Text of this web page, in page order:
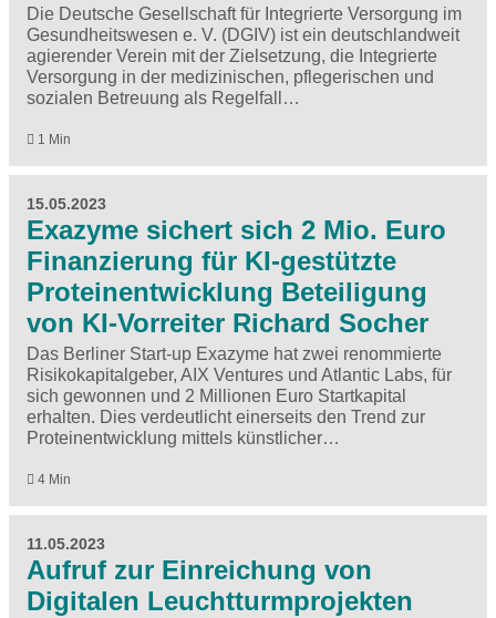
Die Deutsche Gesellschaft für Integrierte Versorgung im
Gesundheitswesen e. V. (DGIV) ist ein deutschlandweit
agierender Verein mit der Zielsetzung, die Integrierte
Versorgung in der medizinischen, pflegerischen und
sozialen Betreuung als Regelfall…
1 Min
15.05.2023
Exazyme sichert sich 2 Mio. Euro
Finanzierung für KI-gestützte
Proteinentwicklung Beteiligung
von KI-Vorreiter Richard Socher
Das Berliner Start-up Exazyme hat zwei renommierte
Risikokapitalgeber, AIX Ventures und Atlantic Labs, für
sich gewonnen und 2 Millionen Euro Startkapital
erhalten. Dies verdeutlicht einerseits den Trend zur
Proteinentwicklung mittels künstlicher…
4 Min
11.05.2023
Aufruf zur Einreichung von
Digitalen Leuchtturmprojekten